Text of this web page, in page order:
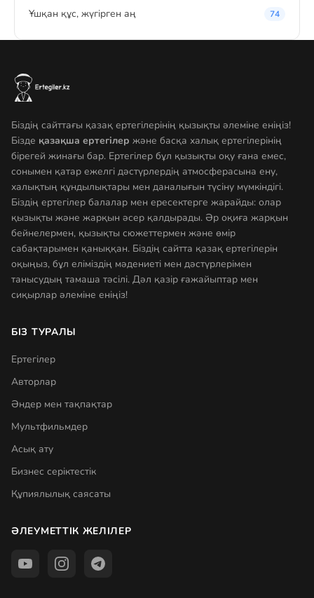
Ұшқан құс, жүгірген аң 74
Біздің сайттағы қазақ ертегілерінің қызықты әлеміне еніңіз!
Бізде қазақша ертегілер және басқа халық ертегілерінің
бірегей жинағы бар. Ертегілер бұл қызықты оқу ғана емес,
сонымен қатар ежелгі дәстүрлердің атмосферасына ену,
халықтың құндылықтары мен даналығын түсіну мүмкіндігі.
Біздің ертегілер балалар мен ересектерге жарайды: олар
қызықты және жарқын әсер қалдырады. Әр оқиға жарқын
бейнелермен, қызықты сюжеттермен және өмір
сабақтарымен қаныққан. Біздің сайтта қазақ ертегілерін
оқыңыз, бұл еліміздің мәдениеті мен дәстүрлерімен
танысудың тамаша тәсілі. Дәл қазір ғажайыптар мен
сиқырлар әлеміне еніңіз!
БІЗ ТУРАЛЫ
Ертегілер
Авторлар
Әндер мен тақпақтар
Мультфильмдер
Асық ату
Бизнес серіктестік
Құпиялылық саясаты
ӘЛЕУМЕТТІК ЖЕЛІЛЕР